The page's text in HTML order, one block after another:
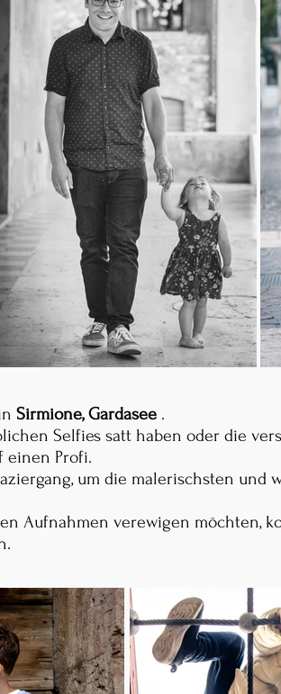
Sirmione, Gardasee .
Selfies satt haben oder die
einen Profi.
um die malerischsten und
Aufnahmen verewigen möchten,